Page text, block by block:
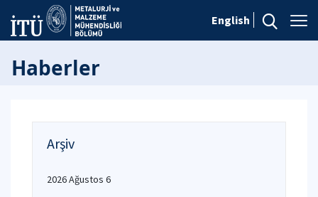
English
Haberler
Arşiv
2026 Ağustos 6